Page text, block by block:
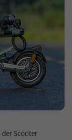
Scooter